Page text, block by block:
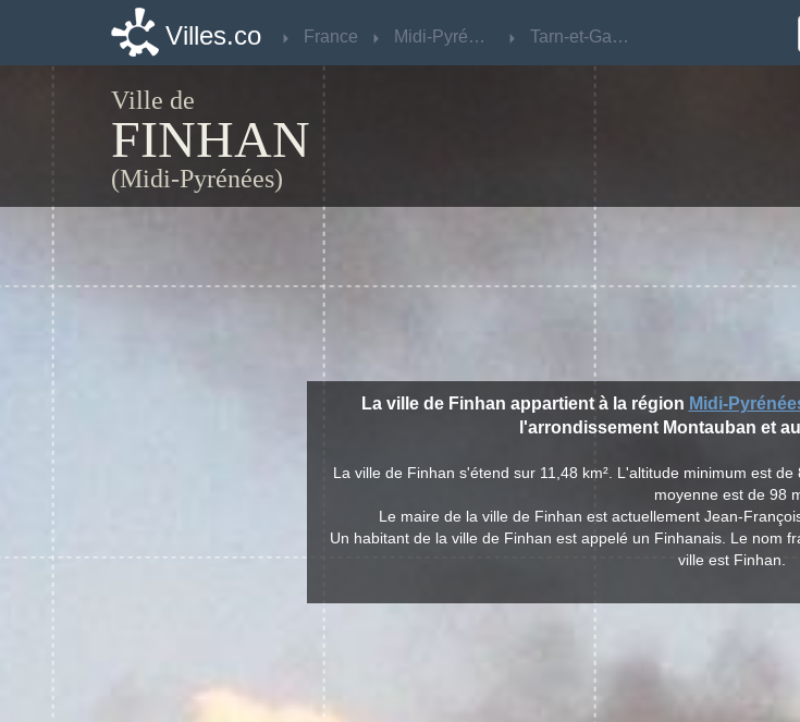
Villes.co France Midi-Pyrénées Tarn-et-Garonne
Ville de
FINHAN
(Midi-Pyrénées)
La ville de Finhan appartient à la région Midi-
l'arrondissement Montauban et
La ville de Finhan s'étend sur 11,48 km². L'altitude minimum est
moyenne est de 98
Le maire de la ville de Finhan est actuellement Jean-
Un habitant de la ville de Finhan est appelé un Finhanais. Le nom
ville est Finhan.
Villes.co France Midi-Pyrénées Tarn-et-Garonne